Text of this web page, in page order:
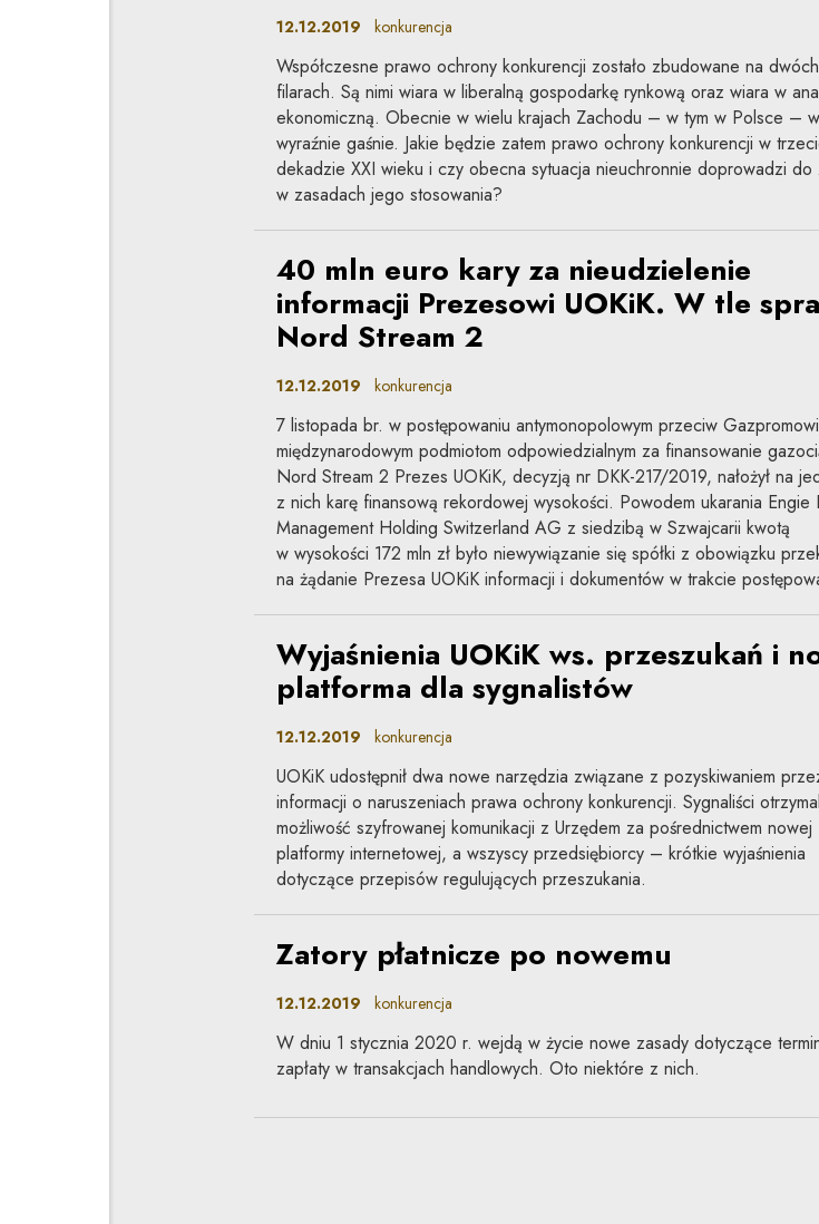
12.12.2019 konkurencja
Współczesne prawo ochrony konkurencji zostało zbudowane na dwóch
filarach. Są nimi wiara w liberalną gospodarkę rynkową oraz wiara w
ekonomiczną. Obecnie w wielu krajach Zachodu – w tym w Polsce –
wyraźnie gaśnie. Jakie będzie zatem prawo ochrony konkurencji w
dekadzie XXI wieku i czy obecna sytuacja nieuchronnie doprowadzi do
w zasadach jego stosowania?
40 mln euro kary za nieudzielenie
informacji Prezesowi UOKiK. W tle
Nord Stream 2
12.12.2019 konkurencja
7 listopada br. w postępowaniu antymonopolowym przeciw
międzynarodowym podmiotom odpowiedzialnym za finansowanie
Nord Stream 2 Prezes UOKiK, decyzją nr DKK-217/2019, nałożył na
z nich karę finansową rekordowej wysokości. Powodem ukarania Engie
Management Holding Switzerland AG z siedzibą w Szwajcarii kwotą
w wysokości 172 mln zł było niewywiązanie się spółki z obowiązku
na żądanie Prezesa UOKiK informacji i dokumentów w trakcie
Wyjaśnienia UOKiK ws. przeszukań i
platforma dla sygnalistów
12.12.2019 konkurencja
UOKiK udostępnił dwa nowe narzędzia związane z pozyskiwaniem
informacji o naruszeniach prawa ochrony konkurencji. Sygnaliści
możliwość szyfrowanej komunikacji z Urzędem za pośrednictwem nowej
platformy internetowej, a wszyscy przedsiębiorcy – krótkie wyjaśnienia
dotyczące przepisów regulujących przeszukania.
Zatory płatnicze po nowemu
12.12.2019 konkurencja
W dniu 1 stycznia 2020 r. wejdą w życie nowe zasady dotyczące
zapłaty w transakcjach handlowych. Oto niektóre z nich.